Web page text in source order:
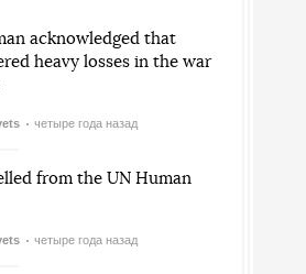
acknowledged that
heavy losses in the war
четыре года назад
from the UN Human
четыре года назад